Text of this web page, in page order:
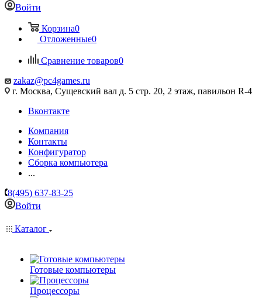
Войти
Корзина0
Отложенные0
Сравнение товаров0
zakaz@pc4games.ru
г. Москва, Сущевский вал д. 5 стр. 20, 2 этаж, павильон R-4
Вконтакте
Компания
Контакты
Конфигуратор
Сборка компьютера
...
8(495) 637-83-25
Войти
Каталог
Готовые компьютеры
Процессоры